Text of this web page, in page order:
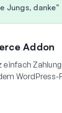
Jungs, danke
Addon
einfach
WordPress-